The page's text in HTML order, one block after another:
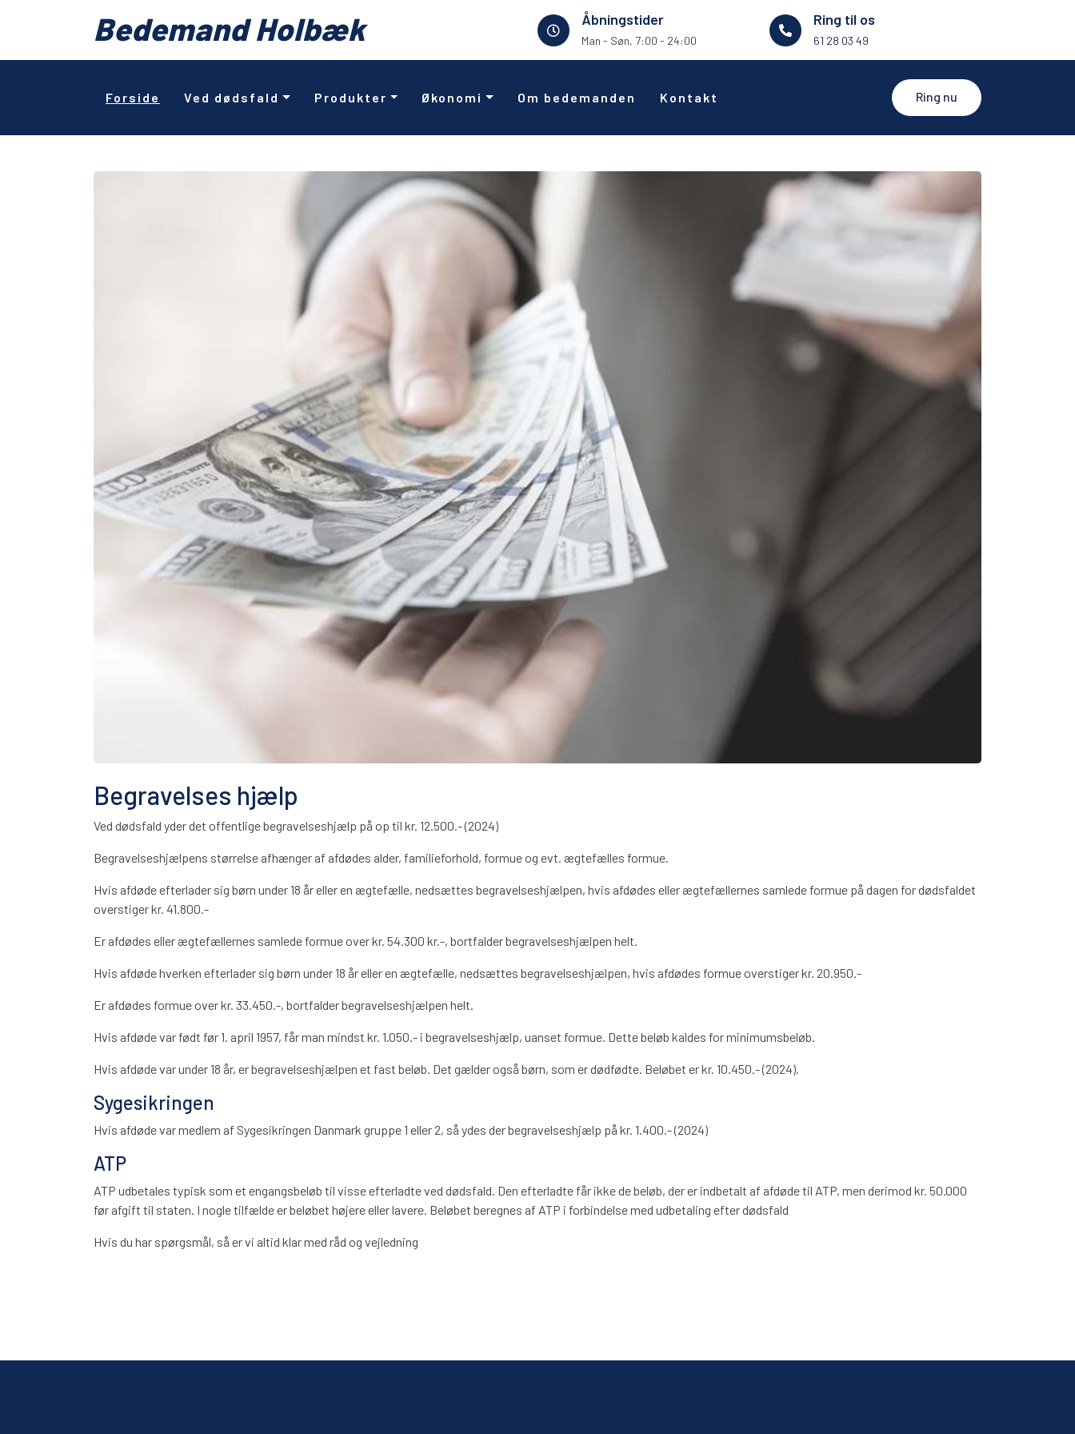
Bedemand Holbæk Åbningstider
Man - Søn, 7:00 - 24:00
Ring til os
61 28 03 49
Forside Ved dødsfald Produkter Økonomi Om bedemanden Kontakt Ring nu
Begravelses hjælp
Ved dødsfald yder det offentlige begravelseshjælp på op til kr. 12.500.- (2024)
Begravelseshjælpens størrelse afhænger af afdødes alder, familieforhold, formue og evt. ægtefælles formue.
Hvis afdøde efterlader sig børn under 18 år eller en ægtefælle, nedsættes begravelseshjælpen, hvis afdødes eller ægtefællernes samlede formue på dagen for dødsfaldet
overstiger kr. 41.800.-
Er afdødes eller ægtefællernes samlede formue over kr. 54.300 kr.-, bortfalder begravelseshjælpen helt.
Hvis afdøde hverken efterlader sig børn under 18 år eller en ægtefælle, nedsættes begravelseshjælpen, hvis afdødes formue overstiger kr. 20.950.-
Er afdødes formue over kr. 33.450.-, bortfalder begravelseshjælpen helt.
Hvis afdøde var født før 1. april 1957, får man mindst kr. 1.050.- i begravelseshjælp, uanset formue. Dette beløb kaldes for minimumsbeløb.
Hvis afdøde var under 18 år, er begravelseshjælpen et fast beløb. Det gælder også børn, som er dødfødte. Beløbet er kr. 10.450.- (2024).
Sygesikringen
Hvis afdøde var medlem af Sygesikringen Danmark gruppe 1 eller 2, så ydes der begravelseshjælp på kr. 1.400.- (2024)
ATP
ATP udbetales typisk som et engangsbeløb til visse efterladte ved dødsfald. Den efterladte får ikke de beløb, der er indbetalt af afdøde til ATP, men derimod kr. 50.000
før afgift til staten. I nogle tilfælde er beløbet højere eller lavere. Beløbet beregnes af ATP i forbindelse med udbetaling efter dødsfald
Hvis du har spørgsmål, så er vi altid klar med råd og vejledning